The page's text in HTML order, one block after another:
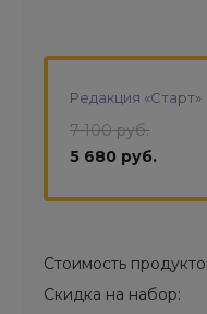
Редакция «Старт»
7 100 руб.
5 680 руб.
Стоимость
Скидка на набор: